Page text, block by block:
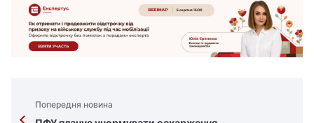
Попередня новина